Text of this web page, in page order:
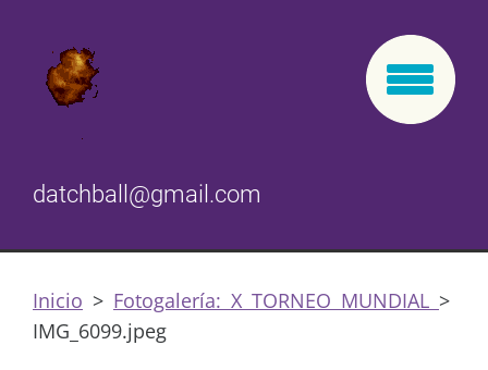
datchball@gmail.com
Inicio > Fotogalería: X TORNEO MUNDIAL >
IMG_6099.jpeg